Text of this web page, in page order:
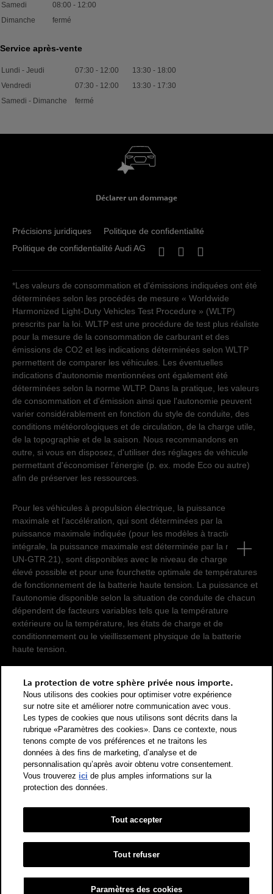
Samedi
08:00 - 12:00
Dimanche
fermé
Service après-vente
Lundi - Jeudi 07:30 - 12:00 13:30 - 18:00
Vendredi
07:30 - 12:00 13:30 - 17:30
Samedi - Dimanche
fermé
Déclarer un dommage
Précisions juridiques
Politique de confidentialité
Politique de confidentialité Audi AG
*Les valeurs de consommation et d'émissions indiquées ont été
déterminées selon les procédés de mesure « Worldwide
Harmonized Light-Duty Vehicles Test Procedure » (WLTP)
prescrits par la loi. WLTP est une procédure de test plus réaliste
pour la mesure de la consommation de carburant et des
émissions de CO2 et les indications déterminées selon WLTP
permettent de comparer les véhicules. Les éventuelles
indications d'autonomie mentionnées ont également été
déterminées selon la norme WLTP. Dans la pratique, les valeurs
de consommation et d'émission ainsi que l'autonomie peuvent
varier considérablement en fonction du style de conduite, des
conditions météorologiques et de circulation, de la charge utile,
de la topographie et de la saison. Nous recommandons en
outre, si vous en disposez, d'utiliser des réglages de véhicule
permettant d'économiser l'énergie (p. ex. mode Eco ou autre)
afin de préserver les ressources.
Pour les véhicules à propulsion électrique, la puissance
maximale et l'accélération, qui sont déterminées par la
puissance maximale indiquée (pour les modèles à traction
intégrale, la puissance maximale est déterminée par la norme
UN-GTR.21), sont disponibles avec le niveau de charge le plus
élevé possible et pour une fourchette optimale de températures
de fonctionnement de la batterie haute tension. La puissance et
l'autonomie disponible selon la situation de conduite de chacun
dépendent de facteurs variables tels que la température
extérieure ou la température, les états de charge et de
conditionnement ou le vieillissement physique de la batterie
haute tension.
Pour que les consommations d'énergie de différents types de
propulsion (essence, diesel, gaz, courant électrique, etc.) soient
comparables, elles sont également indiquées sous forme
d'équivalents essence (unité de mesure énergétique). Le CO2
est le principal gaz à effet de serre responsable du
réchauffement climatique. Valeur moyenne des émissions de
CO2 pour tous les véhicules neufs vendus en Suisse: 111 g/km
(WLTP). Valeur cible des émissions de CO2 pour tous les
véhicules neufs vendus en Suisse: 93.6 g/km (WLTP). Les
données indiquées pour un véhicule peuvent différer des
données d'immatriculation conformément à l'homologation de
Catégorie de rendement énergétique selon la nouvelle méthode
de calcul conformément à l'annexe 4.1 de l'OEEE et valable dès
le 1er janvier 2023. Vous trouverez des informations sur
l'étiquette-énergie pour les voitures de tourisme sur le site de
La protection de votre sphère privée nous importe.
Nous utilisons des cookies pour optimiser votre expérience
sur notre site et améliorer notre communication avec vous.
Les types de cookies que nous utilisons sont décrits dans la
rubrique «Paramètres des cookies». Dans ce contexte, nous
tenons compte de vos préférences et ne traitons les
données à des fins de marketing, d’analyse et de
personnalisation qu’après avoir obtenu votre consentement.
Vous trouverez ici de plus amples informations sur la
protection des données.
Paramètres des cookies
Tout refuser
Tout accepter